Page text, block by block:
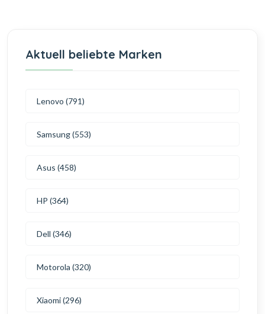
Aktuell beliebte Marken
Lenovo (791)
Samsung (553)
Asus (458)
HP (364)
Dell (346)
Motorola (320)
Xiaomi (296)